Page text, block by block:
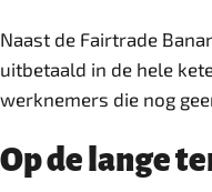
Naast de Fairtrade
uitbetaald in de hele
werknemers die nog
Op de lange